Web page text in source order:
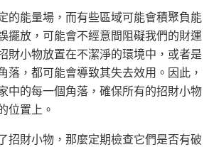
的能量場，而有些區域可能會積聚負能
擺放，可能會不經意間阻礙我們的財運
財小物放置在不潔淨的環境中，或者是
落，都可能會導致其失去效用。因此，
中的每一個角落，確保所有的招財小物
位置上。
招財小物，那麼定期檢查它們是否有破